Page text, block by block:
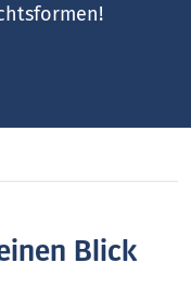
Blick